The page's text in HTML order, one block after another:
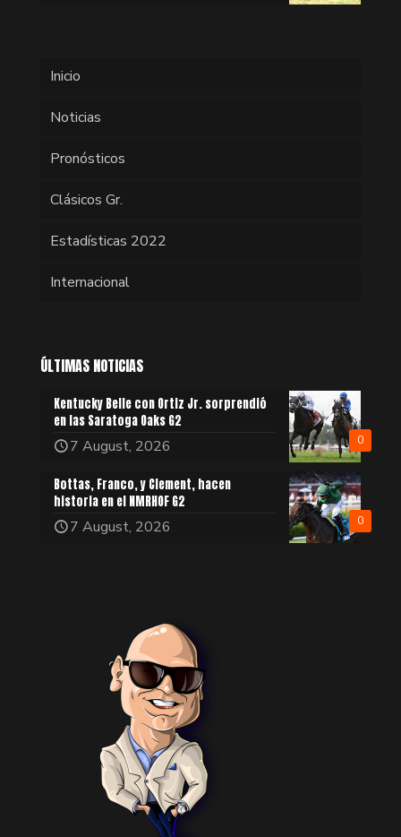
Inicio
Noticias
Pronósticos
Clásicos Gr.
Estadísticas 2022
Internacional
ÚLTIMAS NOTICIAS
0
Kentucky Belle con Ortiz Jr. sorprendió
en las Saratoga Oaks G2
7 August, 2026
0
Bottas, Franco, y Clement, hacen
historia en el NMRHOF G2
7 August, 2026